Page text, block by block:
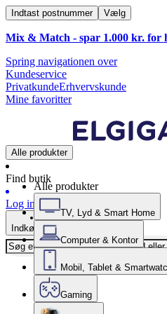
Indtast postnummer Vælg
Mix & Match - spar 1.000 kr. for
Spring navigationen over
Kundeservice
PrivatkundeErhvervskunde
Mine favoritter
Alle produkter
Find butik
Log ind
Indkøbskurv
Alle produkter
TV, Lyd & Smart Home
Computer & Kontor
Mobil, Tablet &
Gaming